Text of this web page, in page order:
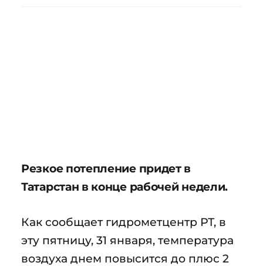
Резкое потепление придет в
Татарстан в конце рабочей недели.
Как сообщает гидрометцентр РТ, в
эту пятницу, 31 января, температура
воздуха днем повысится до плюс 2